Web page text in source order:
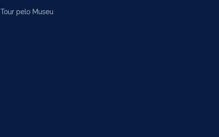
Tour pelo Museu